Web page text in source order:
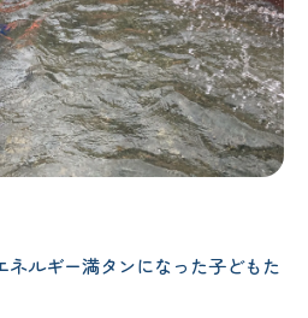
ネルギー満タンになった子どもた